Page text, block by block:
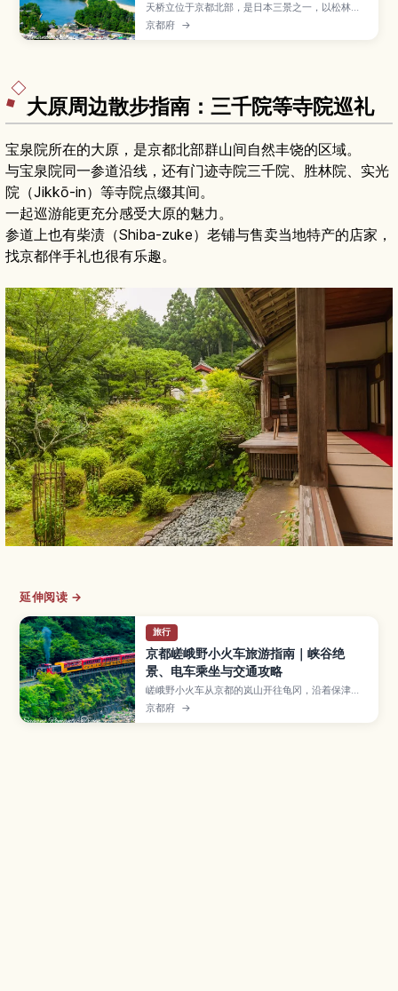
天桥立位于京都北部，是日本三景之一，以松林覆
盖的细长沙洲和倒映在海面的景色闻名。本文将为
你介绍最佳观景台、骑行路线和海鲜美食，以及从
京都府 →
大原周边散步指南：三千院等寺院巡礼
宝泉院所在的大原，是京都北部群山间自然丰饶的区域。
与宝泉院同一参道沿线，还有门迹寺院三千院、胜林院、实光
院（Jikkō-in）等寺院点缀其间。
一起巡游能更充分感受大原的魅力。
参道上也有柴渍（Shiba-zuke）老铺与售卖当地特产的店家，
找京都伴手礼也很有乐趣。
延伸阅读 →
旅行
京都嵯峨野小火车旅游指南｜峡谷绝
景、电车乘坐与交通攻略
嵯峨野小火车从京都的岚山开往龟冈，沿着保津川
峡谷缓慢前行，是欣赏春樱与秋枫的人气观光列
车。本文将介绍最佳乘车季节、车票购买与预约方
京都府 →